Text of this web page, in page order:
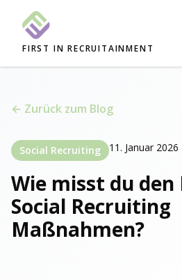
FIRST IN RECRUITAINMENT
← Zurück zum Blog
Social Recruiting 11. Januar 2026
Wie misst du den
Social Recruiting
Maßnahmen?